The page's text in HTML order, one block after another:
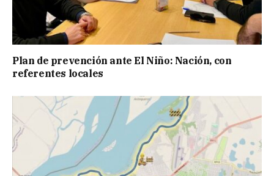
Plan de prevención ante El Niño: Nación, con
referentes locales